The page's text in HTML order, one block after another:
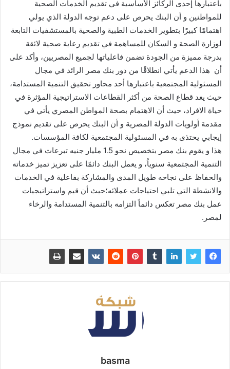
باعتبارها إحدى الركائز الأساسية في تقديم الخدمات الصحية
للمواطنين و أن البنك يحرص على دعم توجه الدولة الذي يولي
اهتمامًا كبيرًا بتطوير الخدمات الطبية والصحية بالمستشفيات التابعة
لوزارة الصحة و السكان للمساهمة في تقديم رعاية صحية لائقة
بدرجة مميزة من الجودة تضمن فاعلياتها لجميع المصريين، وأكد على
أن هذا الدعم يأتي انطلاقًا من دور بنك مصر الرائد في مجال
المسئولية المجتمعية باعتبارها أحد محاور تحقيق التنمية المستدامة،
حيث يعد قطاع الصحة من أكثر القطاعات الاستراتيجية المؤثرة في
حياة الافراد، حيث أن الاهتمام بصحة المواطن المصري يأتي في
مقدمة أولويات الدولة المصرية و أن البنك يحرص على تقديم نموذج
إيجابي يحتذى به في المسئولية المجتمعية لكافة المؤسسات.
هذا و يقوم بنك مصر بتخصيص نحو 1.5 مليار جنيه تبرعات في مجال
التنمية المجتمعية سنوياُ، و يعمل البنك دائمًا على تعزيز تميز خدماته
والحفاظ على نجاحه طويل المدى والمشاركة بفاعلية في الخدمات
والانشطة التي تلبي احتياجات عملائه؛حيث أن قيم واستراتيجيات
عمل بنك مصر تعكس دائماً التزامه بالتنمية المستدامة والرخاء
لمصر.
basma